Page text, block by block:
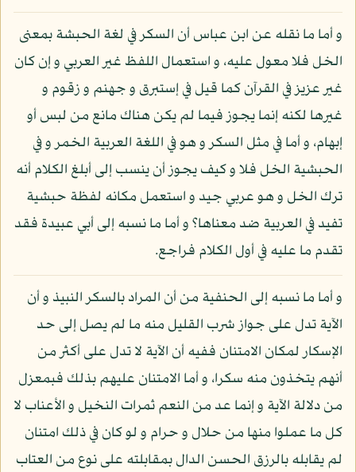
و أما ما نقله عن ابن عباس أن السكر في لغة الحبشة بمعنى
الخل فلا معول عليه، و استعمال اللفظ غير العربي و إن كان
غير عزيز في القرآن كما قيل في إستبرق و جهنم و زقوم و
غيرها لكنه إنما يجوز فيما لم يكن هناك مانع من لبس أو
إبهام، و أما في مثل السكر و هو في اللغة العربية الخمر و في
الحبشية الخل فلا و كيف يجوز أن ينسب إلى أبلغ الكلام أنه
ترك الخل و هو عربي جيد و استعمل مكانه لفظة حبشية
تفيد في العربية ضد معناها؟ و أما ما نسبه إلى أبي عبيدة فقد
تقدم ما عليه في أول الكلام فراجع.
و أما ما نسبه إلى الحنفية من أن المراد بالسكر النبيذ و أن
الآية تدل على جواز شرب القليل منه ما لم يصل إلى حد
الإسكار لمكان الامتنان ففيه أن الآية لا تدل على أكثر من
أنهم يتخذون منه سكرا، و أما الامتنان عليهم بذلك فبمعزل
من دلالة الآية و إنما عد من النعم ثمرات النخيل و الأعناب لا
كل ما عملوا منها من حلال و حرام و لو كان في ذلك امتنان
لم يقابله بالرزق الحسن الدال بمقابلته على نوع من العتاب